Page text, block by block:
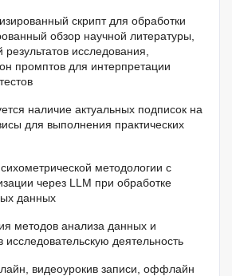
скрипт для обработки
обзор научной литературы,
результатов исследования,
промптов для интерпретации
наличие актуальных подписок на
для выполнения практических
методологии с
через LLM при обработке
данных
методов анализа данных и
исследовательскую деятельность
видеоурокив записи, оффлайн